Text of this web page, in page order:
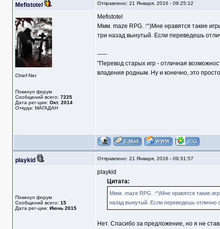
Mefistotel Отправлено: 21 Января, 2016 - 09:25:12
Chief-Net
Покинул форум
Сообщений всего: 7225
Дата рег-ции: Окт. 2014
Откуда: МАГАДАН
Mefistotel
Ммм. maze RPG. :^)Мне нравятся такие
три назад вынутый. Если переведешь
-----
"Перевод старых игр - отличная
владения родным. Ну и конечно, это
playkid Отправлено: 21 Января, 2016 - 09:31:57
Покинул форум
Сообщений всего: 15
Дата рег-ции: Июнь 2015
playkid
Цитата:
Ммм. maze RPG. :^)Мне нравятся такие
назад вынутый. Если переведешь отлично с
Нет. Спасибо за предложение, но я не